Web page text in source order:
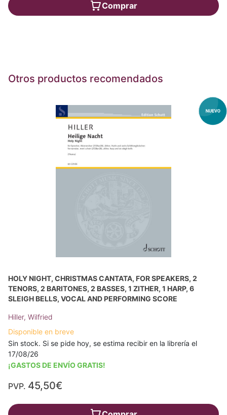
Comprar
Otros productos recomendados
HOLY NIGHT, CHRISTMAS CANTATA, FOR SPEAKERS, 2
TENORS, 2 BARITONES, 2 BASSES, 1 ZITHER, 1 HARP, 6
SLEIGH BELLS, VOCAL AND PERFORMING SCORE
Hiller, Wilfried
Disponible en breve
Sin stock. Si se pide hoy, se estima recibir en la librería el
17/08/26
¡GASTOS DE ENVÍO GRATIS!
PVP. 45,50€